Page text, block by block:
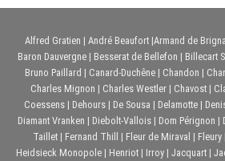
21,50€.19,50€.
Alfred Gratien | André Beaufort |Armand de
Baron Dauvergne| Besserat de Bellefon | Billecart
Bruno Paillard | Canard-Duchêne | Chandon |
Charles Mignon | Charles Westler | Chavost |
Coessens| Dehours| De Sousa | Delamotte|
Diamant Vranken | Diebolt-Vallois| Dom Pérignon |
Taillet| Fernand Thill | Fleur de Miraval | Fleury|
Heidsieck Monopole | Henriot | Irroy | Jacquart |